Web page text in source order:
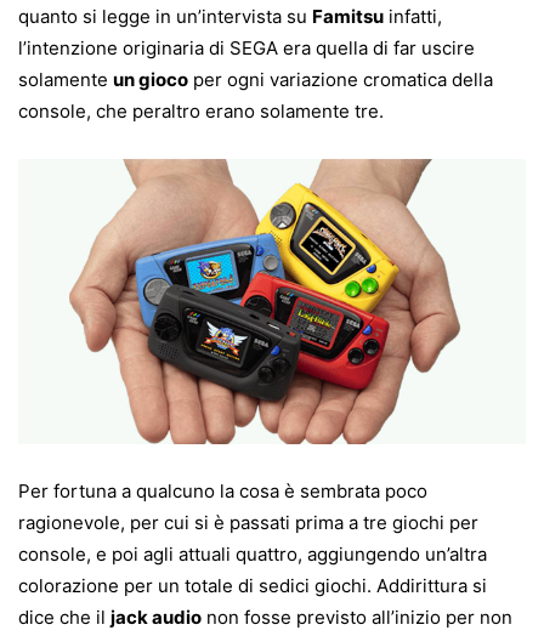
quanto si legge in un’intervista su Famitsu infatti,
l’intenzione originaria di SEGA era quella di far uscire
solamente un gioco per ogni variazione cromatica della
console, che peraltro erano solamente tre.
Per fortuna a qualcuno la cosa è sembrata poco
ragionevole, per cui si è passati prima a tre giochi per
console, e poi agli attuali quattro, aggiungendo un’altra
colorazione per un totale di sedici giochi. Addirittura si
dice che il jack audio non fosse previsto all’inizio per non